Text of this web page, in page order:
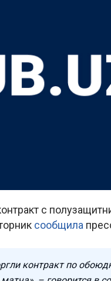
с
сообщила
контракт по